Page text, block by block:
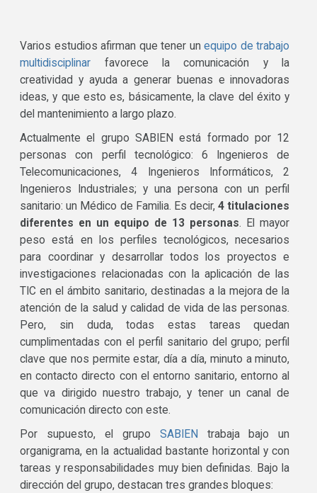
Varios estudios afirman que tener unequipo de trabajo
multidisciplinar favorece la comunicación y la
creatividad y ayuda a generar buenas e innovadoras
ideas, y que esto es, básicamente, la clave del éxito y
del mantenimiento a largo plazo.
Actualmente el grupo SABIEN está formado por 12
personas con perfil tecnológico: 6 Ingenieros de
Telecomunicaciones, 4 Ingenieros Informáticos, 2
Ingenieros Industriales; y una persona con un perfil
sanitario: un Médico de Familia. Es decir, 4 titulaciones
diferentes en un equipo de 13 personas. El mayor
peso está en los perfiles tecnológicos, necesarios
para coordinar y desarrollar todos los proyectos e
investigaciones relacionadas con la aplicación de las
TIC en el ámbito sanitario, destinadas a la mejora de la
atención de la salud y calidad de vida de las personas.
Pero, sin duda, todas estas tareas quedan
cumplimentadas con el perfil sanitario del grupo; perfil
clave que nos permite estar, día a día, minuto a minuto,
en contacto directo con el entorno sanitario, entorno al
que va dirigido nuestro trabajo, y tener un canal de
comunicación directo con este.
Por supuesto, el grupo SABIEN trabaja bajo un
organigrama, en la actualidad bastante horizontal y con
tareas y responsabilidades muy bien definidas. Bajo la
dirección del grupo, destacan tres grandes bloques: